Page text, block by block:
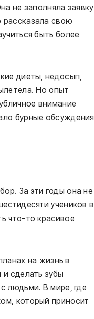
не заполняла заявку
свою
быть более
диеты, недосып,
Но опыт
внимание
бурные обсуждения,
За эти годы она не
учеников в
что-то красивое
на жизнь в
сделать зубы
людьми. В мире, где
который приносит